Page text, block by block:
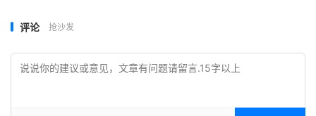
评论 抢沙发